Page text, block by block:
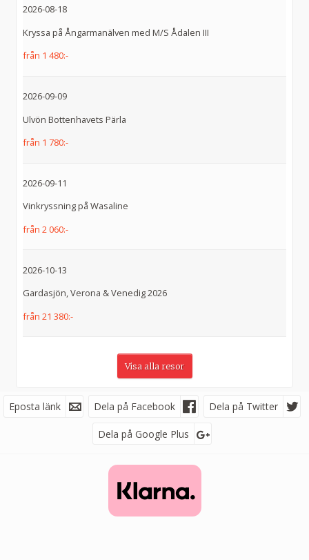
2026-08-18
Kryssa på Ångarmanälven med M/S Ådalen III
från 1 480:-
2026-09-09
Ulvön Bottenhavets Pärla
från 1 780:-
2026-09-11
Vinkryssning på Wasaline
från 2 060:-
2026-10-13
Gardasjön, Verona & Venedig 2026
från 21 380:-
Visa alla resor
Facebook
Eposta länk Dela på Facebook Dela på Twitter
Dela på Google Plus
Nyhetsbrev
Jag samtycker till dataskyddspolicyn.